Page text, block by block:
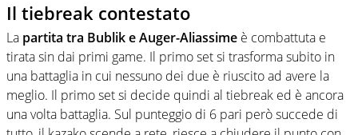
Il tiebreak contestato
La partita tra Bublik e Auger-Aliassime è combattuta e
tirata sin dai primi game. Il primo set si trasforma subito in
una battaglia in cui nessuno dei due è riuscito ad avere la
meglio. Il primo set si decide quindi al tiebreak ed è ancora
una volta battaglia. Sul punteggio di 6 pari però succede di